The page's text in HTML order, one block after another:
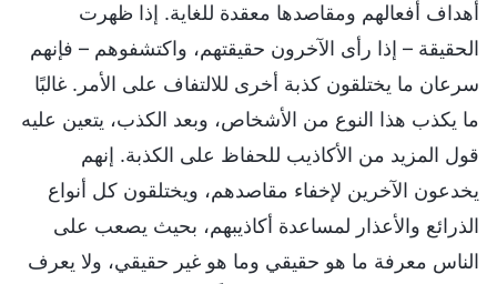
أهداف أفعالهم ومقاصدها معقدة للغاية. إذا ظهرت
الحقيقة – إذا رأى الآخرون حقيقتهم، واكتشفوهم – فإنهم
سرعان ما يختلقون كذبة أخرى للالتفاف على الأمر. غالبًا
ما يكذب هذا النوع من الأشخاص، وبعد الكذب، يتعين عليه
قول المزيد من الأكاذيب للحفاظ على الكذبة. إنهم
يخدعون الآخرين لإخفاء مقاصدهم، ويختلقون كل أنواع
الذرائع والأعذار لمساعدة أكاذيبهم، بحيث يصعب على
الناس معرفة ما هو حقيقي وما هو غير حقيقي، ولا يعرف